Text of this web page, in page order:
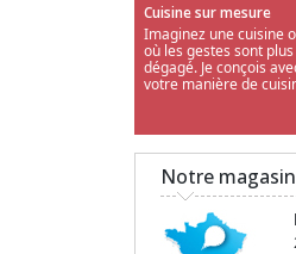
Cuisine sur mesure
Imaginez une cuisine
où les gestes sont
dégagé. Je conçois
votre manière de
Notre